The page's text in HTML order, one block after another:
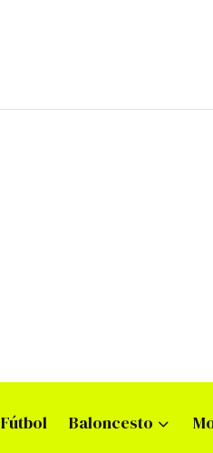
Fútbol Baloncesto